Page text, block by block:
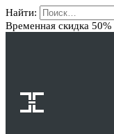
Найти:
Временная скидка 50%